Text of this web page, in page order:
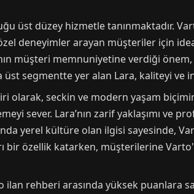
üst düzey hizmetle tanınmaktadır.
deneyimler arayan müşteriler için
müşteri memnuniyetine verdiği
üst segmentte yer alan Lara, kaliteyi ve
olarak, seckin ve modern yaşam
sever. Lara’nın zarif yaklaşımı ve
yerel kültüre olan ilgisi sayesinde,
bir özellik katarken, müşterilerine
rehberi arasında yüksek puanlara